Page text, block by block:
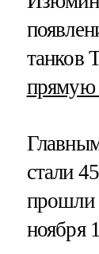
танков
прямую
стали
прошли
ноября